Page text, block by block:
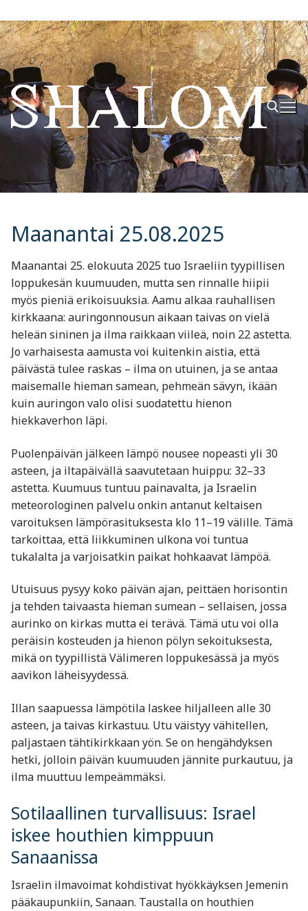
Hyppää
sisältöön
Hae:
Maanantai 25.08.2025
Maanantai 25. elokuuta 2025 tuo Israeliin tyypillisen
loppukesän kuumuuden, mutta sen rinnalle hiipii
myös pieniä erikoisuuksia. Aamu alkaa rauhallisen
kirkkaana: auringonnousun aikaan taivas on vielä
heleän sininen ja ilma raikkaan viileä, noin 22 astetta.
Jo varhaisesta aamusta voi kuitenkin aistia, että
päivästä tulee raskas – ilma on utuinen, ja se antaa
maisemalle hieman samean, pehmeän sävyn, ikään
kuin auringon valo olisi suodatettu hienon
hiekkaverhon läpi.
Puolenpäivän jälkeen lämpö nousee nopeasti yli 30
asteen, ja iltapäivällä saavutetaan huippu: 32–33
astetta. Kuumuus tuntuu painavalta, ja Israelin
meteorologinen palvelu onkin antanut keltaisen
varoituksen lämpörasituksesta klo 11–19 välille. Tämä
tarkoittaa, että liikkuminen ulkona voi tuntua
tukalalta ja varjoisatkin paikat hohkaavat lämpöä.
Utuisuus pysyy koko päivän ajan, peittäen horisontin
ja tehden taivaasta hieman sumean – sellaisen, jossa
aurinko on kirkas mutta ei terävä. Tämä utu voi olla
peräisin kosteuden ja hienon pölyn sekoituksesta,
mikä on tyypillistä Välimeren loppukesässä ja myös
aavikon läheisyydessä.
Illan saapuessa lämpötila laskee hiljalleen alle 30
asteen, ja taivas kirkastuu. Utu väistyy vähitellen,
paljastaen tähtikirkkaan yön. Se on hengähdyksen
hetki, jolloin päivän kuumuuden jännite purkautuu, ja
ilma muuttuu lempeämmäksi.
Sotilaallinen turvallisuus: Israel
iskee houthien kimppuun
Sanaanissa
Israelin ilmavoimat kohdistivat hyökkäyksen Jemenin
pääkaupunkiin, Sanaan. Taustalla on houthien